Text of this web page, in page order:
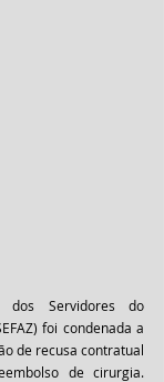
dos Servidores do
foi condenada a
de recusa contratual
de cirurgia.